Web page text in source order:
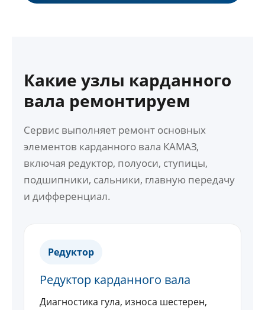
Какие узлы карданного
вала ремонтируем
Сервис выполняет ремонт основных
элементов карданного вала КАМАЗ,
включая редуктор, полуоси, ступицы,
подшипники, сальники, главную передачу
и дифференциал.
Редуктор
Редуктор карданного вала
Диагностика гула, износа шестерен,